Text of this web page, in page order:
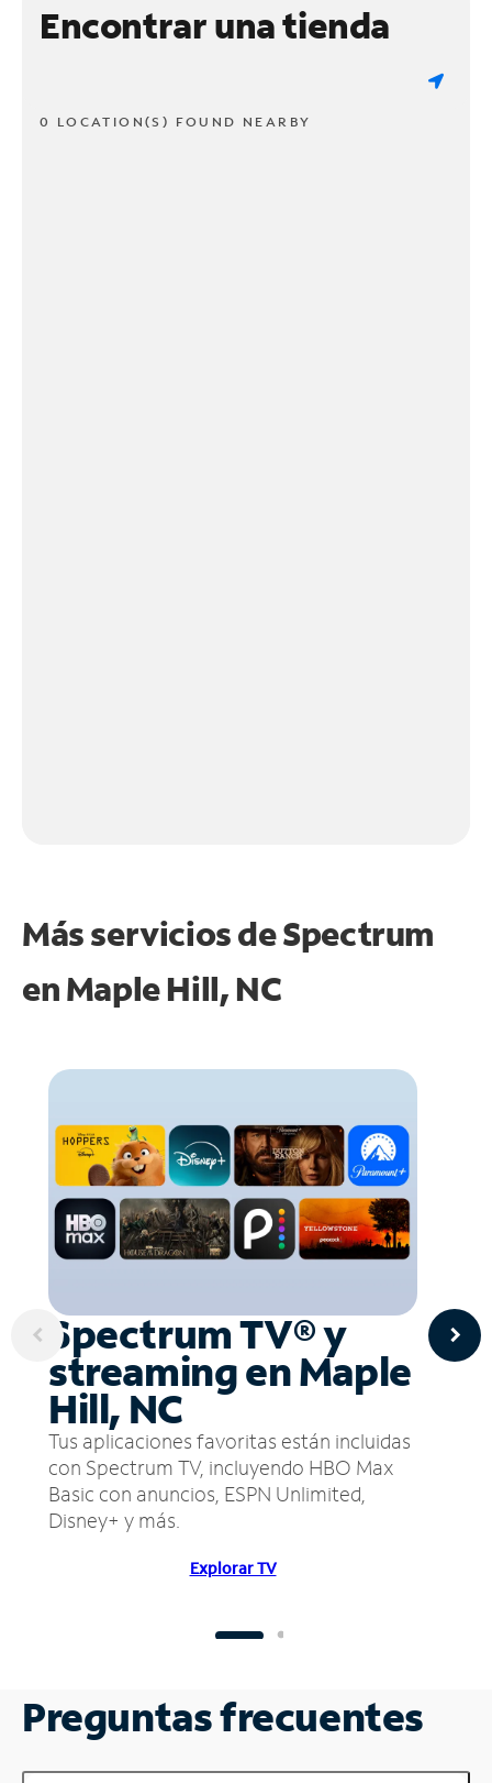
Encontrar una tienda
0 LOCATION(S) FOUND NEARBY
Más servicios de Spectrum
enMaple Hill, NC
Spectrum TV® y
streaming en Maple
Hill, NC
Tus aplicaciones favoritas están incluidas
con Spectrum TV, incluyendo HBO Max
Basic con anuncios, ESPN Unlimited,
Disney+ y más.
Explorar TV
Preguntas frecuentes